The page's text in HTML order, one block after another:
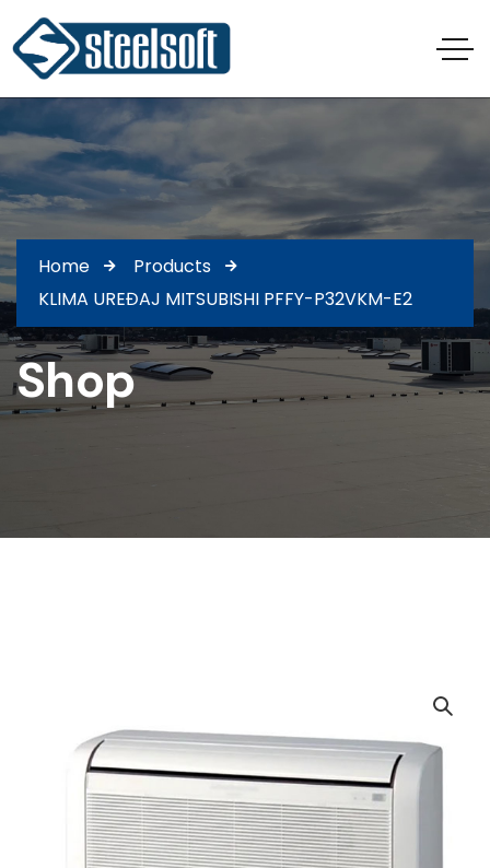
Home
Products
KLIMA UREĐAJ MITSUBISHI PFFY-P32VKM-E2
Shop